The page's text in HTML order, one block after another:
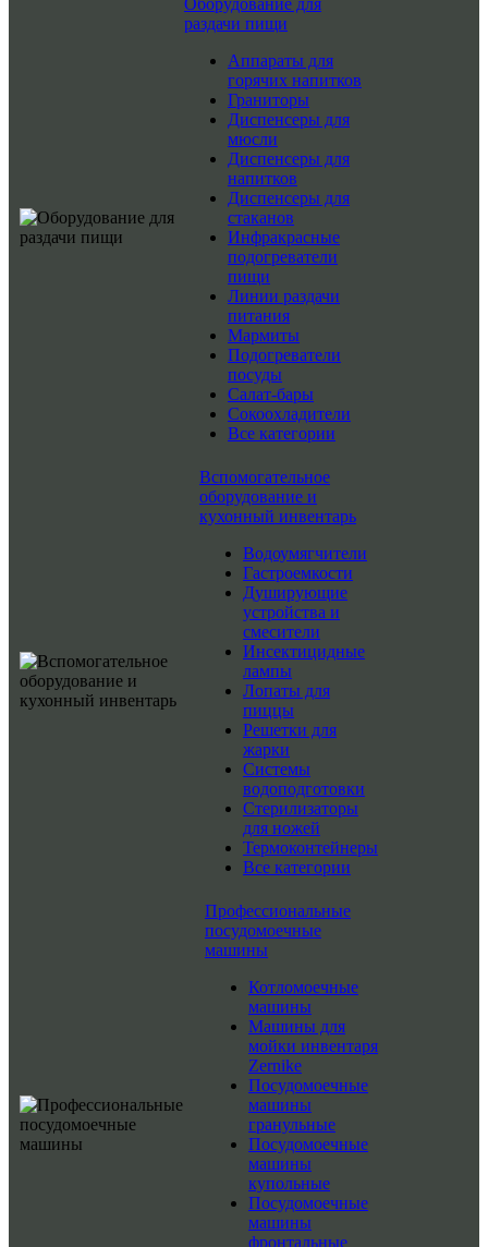
Оборудование для
раздачи пищи
Аппараты для
горячих напитков
Граниторы
Диспенсеры для
мюсли
Диспенсеры для
напитков
Диспенсеры для
стаканов
Инфракрасные
подогреватели
пищи
Линии раздачи
питания
Мармиты
Подогреватели
посуды
Салат-бары
Сокоохладители
Все категории
Вспомогательное
оборудование и
кухонный инвентарь
Водоумягчители
Гастроемкости
Душирующие
устройства и
смесители
Инсектицидные
лампы
Лопаты для
пиццы
Решетки для
жарки
Системы
водоподготовки
Стерилизаторы
для ножей
Термоконтейнеры
Все категории
Профессиональные
посудомоечные
машины
Котломоечные
машины
Машины для
мойки инвентаря
Zernike
Посудомоечные
машины
гранульные
Посудомоечные
машины
купольные
Посудомоечные
машины
фронтальные